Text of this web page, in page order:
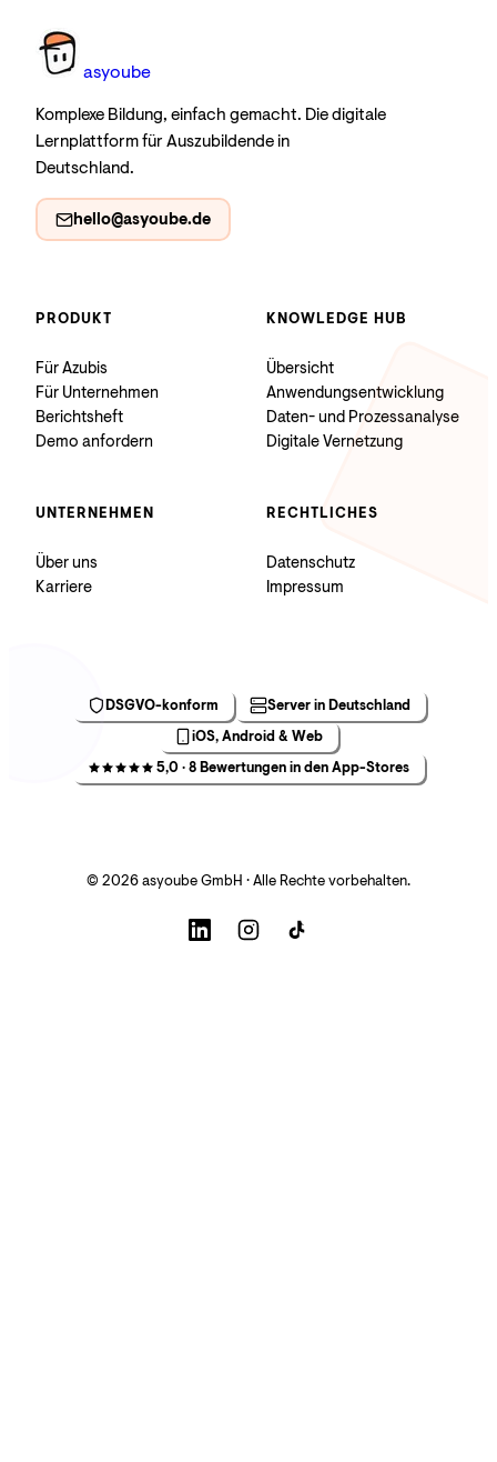
asyoube
Komplexe Bildung, einfach gemacht. Die digitale
Lernplattform für Auszubildende in
Deutschland.
hello@asyoube.de
PRODUKT
Für Azubis
Für Unternehmen
Berichtsheft
Demo anfordern
KNOWLEDGE HUB
Übersicht
Anwendungsentwicklung
Daten- und Prozessanalyse
Digitale Vernetzung
UNTERNEHMEN
Über uns
Karriere
RECHTLICHES
Datenschutz
Impressum
DSGVO-konform
Server in Deutschland
iOS, Android & Web
5,0 · 8 Bewertungen in den App-Stores
© 2026 asyoube GmbH · Alle Rechte vorbehalten.